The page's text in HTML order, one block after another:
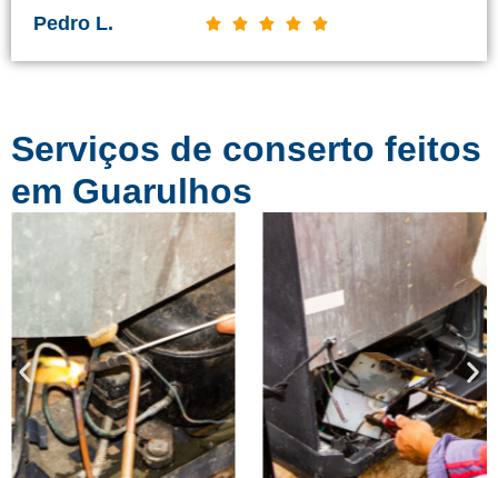
d
o
o
5
Pedro L.     C
s
c
a
o
c
o
m
Serviços de conserto feitos
em Guarulhos